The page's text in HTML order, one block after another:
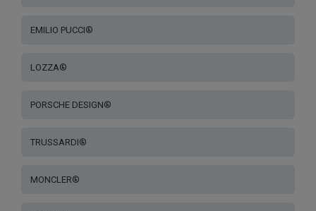
EMILIO PUCCI®
LOZZA®
PORSCHE DESIGN®
TRUSSARDI®
MONCLER®